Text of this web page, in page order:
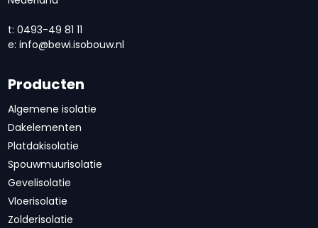
t: 0493-49 81 11
e: info@bewi.isobouw.nl
Producten
Algemene isolatie
Dakelementen
Platdakisolatie
Spouwmuurisolatie
Gevelisolatie
Vloerisolatie
Zolderisolatie